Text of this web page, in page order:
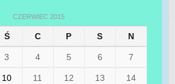
CZERWIEC 2015
Ś C P S N
3 4 5 6 7
10 11 12 13 14